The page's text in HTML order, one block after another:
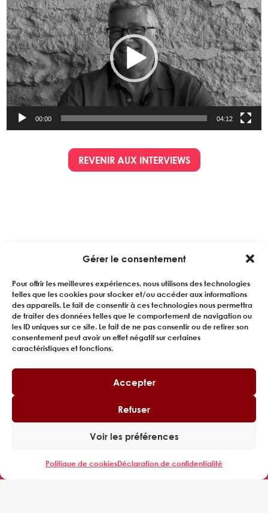
Gérer le consentement
Pour offrir les meilleures expériences, nous utilisons des technologies
telles que les cookies pour stocker et/ou accéder aux informations
des appareils. Le fait de consentir à ces technologies nous permettra
de traiter des données telles que le comportement de navigation ou
les ID uniques sur ce site. Le fait de ne pas consentir ou de retirer son
consentement peut avoir un effet négatif sur certaines
caractéristiques et fonctions.
Accepter
Refuser
Voir les préférences
Politique de cookiesDéclaration de confidentialité
vidéo
00:00 04:12
REVENIR AUX INTERVIEWS
Tour Cœur Défense,
110 Espl. du Général de Gaulle,
92400 Courbevoie
QUI SOMMES-NOUS
MANAGERS
REFERENCES